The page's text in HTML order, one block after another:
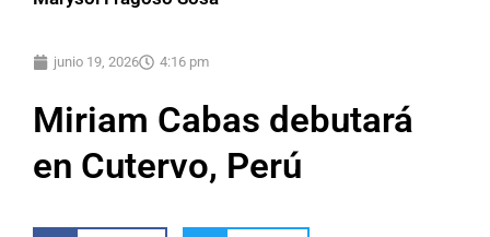
junio 19, 2026 4:16 pm
Miriam Cabas debutará
en Cutervo, Perú